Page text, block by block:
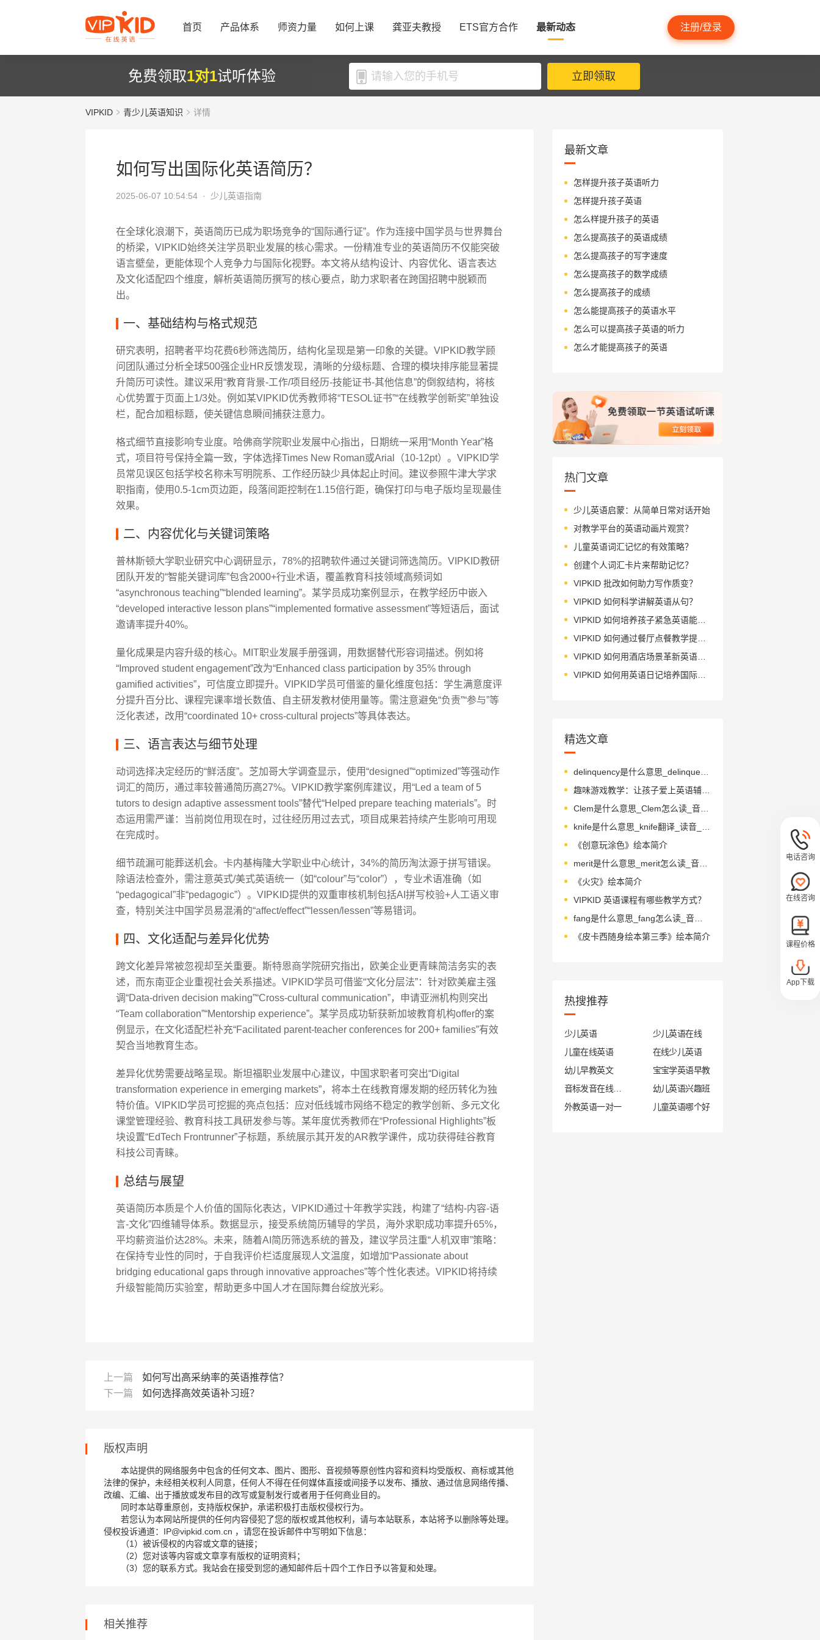
首页 产品体系 师资力量 如何上课 龚亚夫教授 ETS官方合作 最新动态 注册/登录
免费领取1对1试听体验 立即领取
VIPKID 青少儿英语知识 详情
如何写出国际化英语简历？
2025-06-07 10:54:54 · 少儿英语指南
在全球化浪潮下，英语简历已成为职场竞争的“国际通行证”。作为连接中国学员与世界舞台
的桥梁，VIPKID始终关注学员职业发展的核心需求。一份精准专业的英语简历不仅能突破
语言壁垒，更能体现个人竞争力与国际化视野。本文将从结构设计、内容优化、语言表达
及文化适配四个维度，解析英语简历撰写的核心要点，助力求职者在跨国招聘中脱颖而
出。
一、基础结构与格式规范
研究表明，招聘者平均花费6秒筛选简历，结构化呈现是第一印象的关键。VIPKID教学顾
问团队通过分析全球500强企业HR反馈发现，清晰的分级标题、合理的模块排序能显著提
升简历可读性。建议采用“教育背景-工作/项目经历-技能证书-其他信息”的倒叙结构，将核
心优势置于页面上1/3处。例如某VIPKID优秀教师将“TESOL证书”“在线教学创新奖”单独设
栏，配合加粗标题，使关键信息瞬间捕获注意力。
格式细节直接影响专业度。哈佛商学院职业发展中心指出，日期统一采用“Month Year”格
式，项目符号保持全篇一致，字体选择Times New Roman或Arial（10-12pt）。VIPKID学
员常见误区包括学校名称未写明院系、工作经历缺少具体起止时间。建议参照牛津大学求
职指南，使用0.5-1cm页边距，段落间距控制在1.15倍行距，确保打印与电子版均呈现最佳
效果。
二、内容优化与关键词策略
普林斯顿大学职业研究中心调研显示，78%的招聘软件通过关键词筛选简历。VIPKID教研
团队开发的“智能关键词库”包含2000+行业术语，覆盖教育科技领域高频词如
“asynchronous teaching”“blended learning”。某学员成功案例显示，在教学经历中嵌入
“developed interactive lesson plans”“implemented formative assessment”等短语后，面试
邀请率提升40%。
量化成果是内容升级的核心。MIT职业发展手册强调，用数据替代形容词描述。例如将
“Improved student engagement”改为“Enhanced class participation by 35% through
gamified activities”，可信度立即提升。VIPKID学员可借鉴的量化维度包括：学生满意度评
分提升百分比、课程完课率增长数值、自主研发教材使用量等。需注意避免“负责”“参与”等
泛化表述，改用“coordinated 10+ cross-cultural projects”等具体表达。
三、语言表达与细节处理
动词选择决定经历的“鲜活度”。芝加哥大学调查显示，使用“designed”“optimized”等强动作
词汇的简历，通过率较普通简历高27%。VIPKID教学案例库建议，用“Led a team of 5
tutors to design adaptive assessment tools”替代“Helped prepare teaching materials”。时
态运用需严谨：当前岗位用现在时，过往经历用过去式，项目成果若持续产生影响可用现
在完成时。
细节疏漏可能葬送机会。卡内基梅隆大学职业中心统计，34%的简历淘汰源于拼写错误。
除语法检查外，需注意英式/美式英语统一（如“colour”与“color”），专业术语准确（如
“pedagogical”非“pedagogic”）。VIPKID提供的双重审核机制包括AI拼写校验+人工语义审
查，特别关注中国学员易混淆的“affect/effect”“lessen/lessen”等易错词。
四、文化适配与差异化优势
跨文化差异常被忽视却至关重要。斯特恩商学院研究指出，欧美企业更青睐简洁务实的表
述，而东南亚企业重视社会关系描述。VIPKID学员可借鉴“文化分层法”：针对欧美雇主强
调“Data-driven decision making”“Cross-cultural communication”，申请亚洲机构则突出
“Team collaboration”“Mentorship experience”。某学员成功斩获新加坡教育机构offer的案
例显示，在文化适配栏补充“Facilitated parent-teacher conferences for 200+ families”有效
契合当地教育生态。
差异化优势需要战略呈现。斯坦福职业发展中心建议，中国求职者可突出“Digital
transformation experience in emerging markets”，将本土在线教育爆发期的经历转化为独
特价值。VIPKID学员可挖掘的亮点包括：应对低线城市网络不稳定的教学创新、多元文化
课堂管理经验、教育科技工具研发参与等。某年度优秀教师在“Professional Highlights”板
块设置“EdTech Frontrunner”子标题，系统展示其开发的AR教学课件，成功获得硅谷教育
科技公司青睐。
总结与展望
英语简历本质是个人价值的国际化表达，VIPKID通过十年教学实践，构建了“结构-内容-语
言-文化”四维辅导体系。数据显示，接受系统简历辅导的学员，海外求职成功率提升65%，
平均薪资溢价达28%。未来，随着AI简历筛选系统的普及，建议学员注重“人机双审”策略：
在保持专业性的同时，于自我评价栏适度展现人文温度，如增加“Passionate about
bridging educational gaps through innovative approaches”等个性化表述。VIPKID将持续
升级智能简历实验室，帮助更多中国人才在国际舞台绽放光彩。
上一篇
如何写出高采纳率的英语推荐信？
下一篇
如何选择高效英语补习班？
版权声明
本站提供的网络服务中包含的任何文本、图片、图形、音视频等原创性内容和资料均受版权、商标或其他
法律的保护，未经相关权利人同意，任何人不得在任何媒体直接或间接予以发布、播放、通过信息网络传播、
改编、汇编、出于播放或发布目的改写或复制发行或者用于任何商业目的。
同时本站尊重原创，支持版权保护，承诺积极打击版权侵权行为。
若您认为本网站所提供的任何内容侵犯了您的版权或其他权利，请与本站联系，本站将予以删除等处理。
侵权投诉通道：IP@vipkid.com.cn ，请您在投诉邮件中写明如下信息：
（1）被诉侵权的内容或文章的链接；
（2）您对该等内容或文章享有版权的证明资料；
（3）您的联系方式。我站会在接受到您的通知邮件后十四个工作日予以答复和处理。
相关推荐
最新文章
怎样提升孩子英语听力
怎样提升孩子英语
怎么样提升孩子的英语
怎么提高孩子的英语成绩
怎么提高孩子的写字速度
怎么提高孩子的数学成绩
怎么提高孩子的成绩
怎么能提高孩子的英语水平
怎么可以提高孩子英语的听力
怎么才能提高孩子的英语
热门文章
少儿英语启蒙：从简单日常对话开始
对教学平台的英语动画片观赏？
儿童英语词汇记忆的有效策略？
创建个人词汇卡片来帮助记忆？
VIPKID 批改如何助力写作质变？
VIPKID 如何科学讲解英语从句？
VIPKID 如何培养孩子紧急英语能力？
VIPKID 如何通过餐厅点餐教学提升少儿英语应用能力？
VIPKID 如何用酒店场景革新英语教学？
VIPKID 如何用英语日记培养国际化人才？
精选文章
delinquency是什么意思_delinquency怎么读_音标dɪ'lɪŋkwənsɪ
趣味游戏教学：让孩子爱上英语辅音音素学习
Clem是什么意思_Clem怎么读_音标klem
《创意玩涂色》绘本简介
merit是什么意思_merit怎么读_音标ˈmerɪt
《火灾》绘本简介
VIPKID 英语课程有哪些教学方式？
fang是什么意思_fang怎么读_音标fæŋ
《皮卡西随身绘本第三季》绘本简介
热搜推荐
少儿英语
少儿英语在线
儿童在线英语
在线少儿英语
幼儿早教英文
宝宝学英语早教
幼儿英语兴趣班
外教英语一对一
儿童英语哪个好
电话咨询
在线咨询
课程价格
App下载